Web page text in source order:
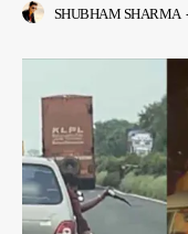
SHUBHAM SHARMA